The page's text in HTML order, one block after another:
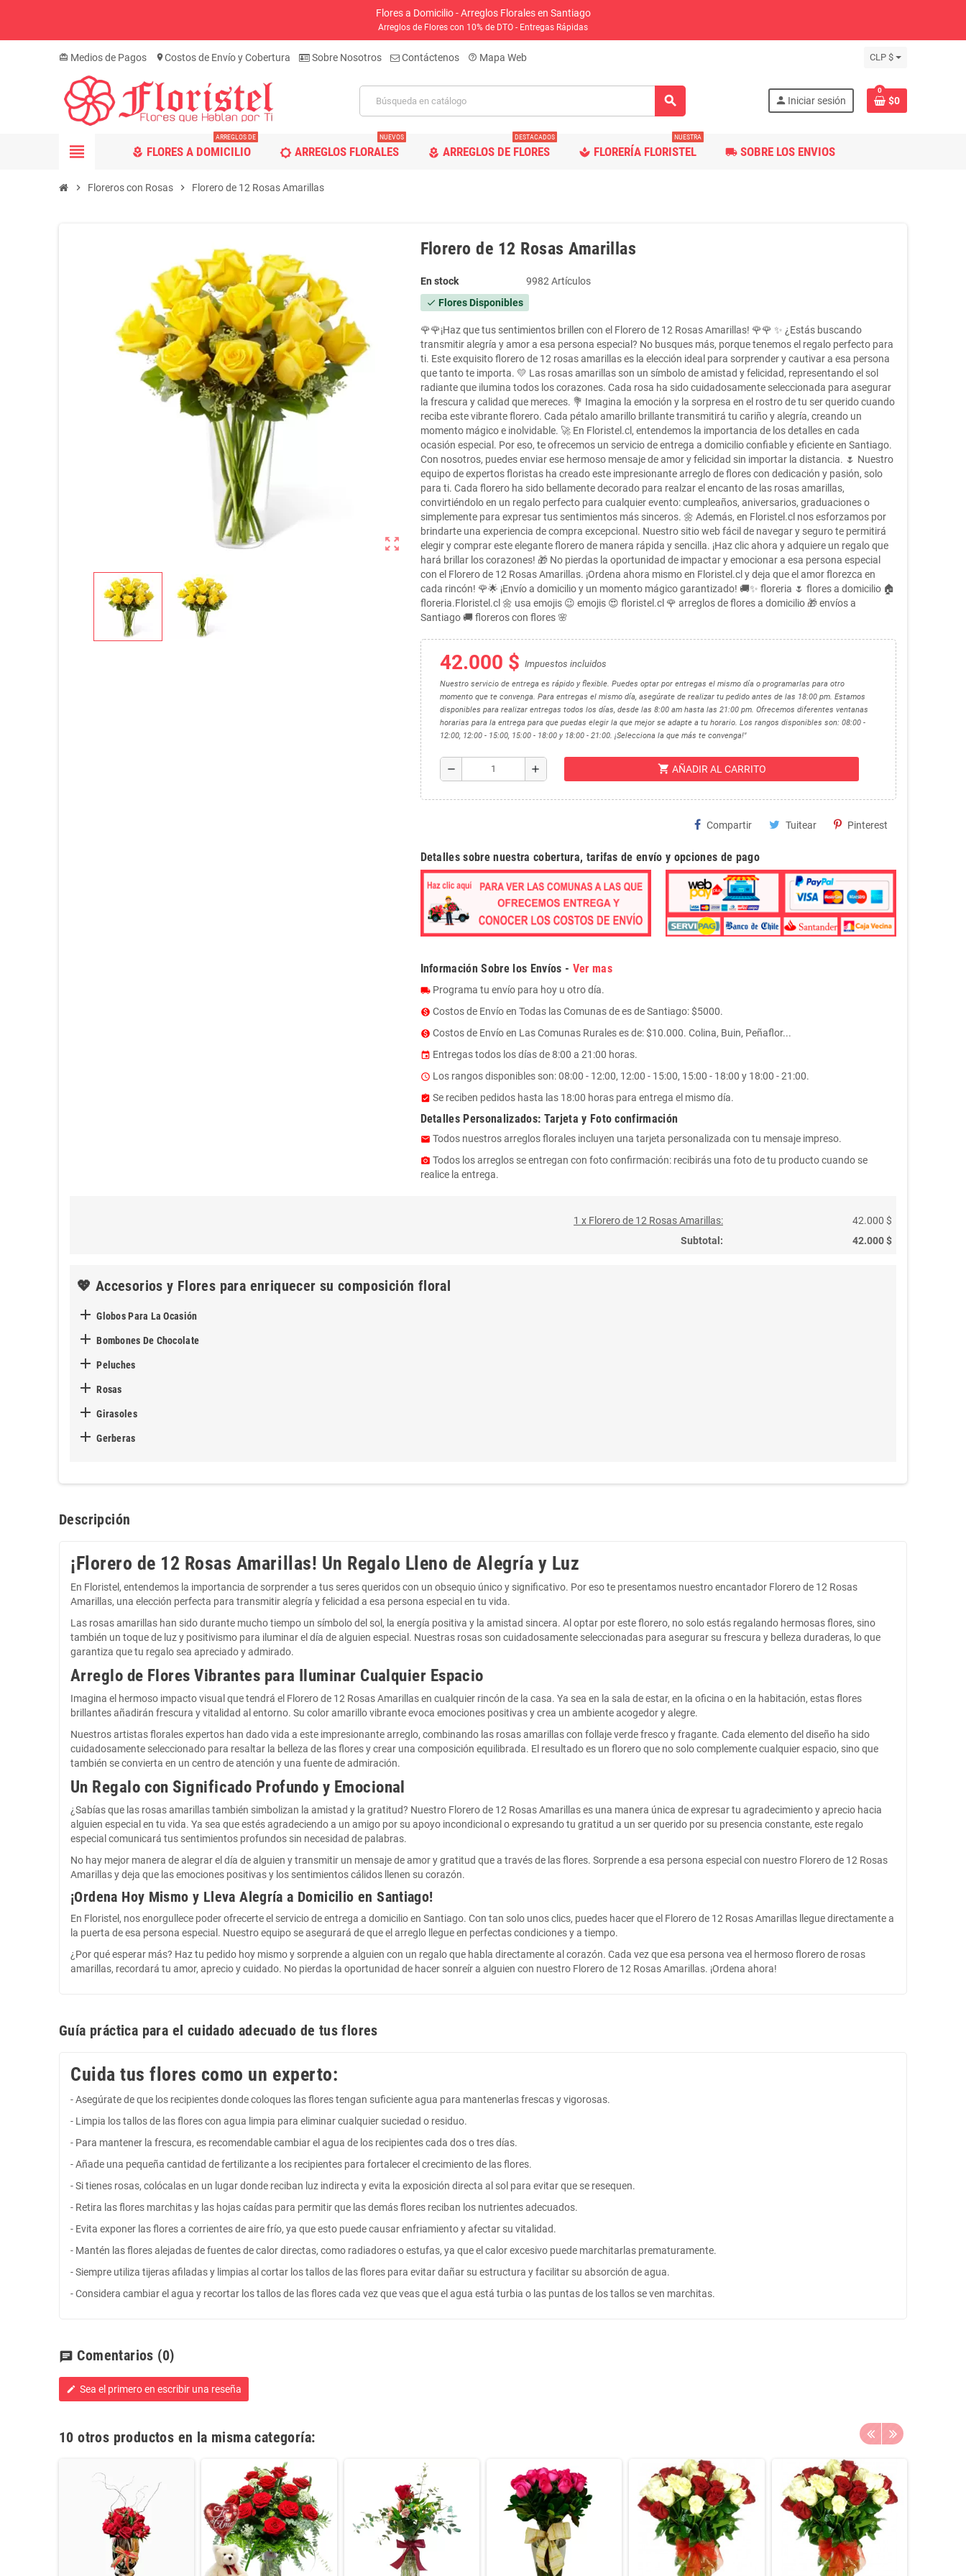
Flores a Domicilio - Arreglos Florales en Santiago
Arreglos de Flores con 10% de DTO - Entregas Rápidas
card_giftcard Medios de Pagos location_onCostos de Envío y Cobertura Sobre Nosotros Contáctenos help_outline Mapa Web CLP $
search person Iniciar sesión
0
$0
view_headline local_florist FLORES A DOMICILIO
ARREGLOS DE
brightness_5ARREGLOS FLORALES
NUEVOS
local_florist ARREGLOS DE FLORES
DESTACADOS
spa FLORERÍA FLORISTEL
NUESTRA
local_shippingSOBRE LOS ENVIOS
chevron_right Floreros con Rosas chevron_right Florero de 12 Rosas Amarillas
zoom_out_map
Florero de 12 Rosas Amarillas
En stock 9982 Artículos
check Flores Disponibles
🌹🌹¡Haz que tus sentimientos brillen con el Florero de 12 Rosas Amarillas! 🌹🌹 ✨ ¿Estás buscando
transmitir alegría y amor a esa persona especial? No busques más, porque tenemos el regalo perfecto para
ti. Este exquisito florero de 12 rosas amarillas es la elección ideal para sorprender y cautivar a esa persona
que tanto te importa. 💛 Las rosas amarillas son un símbolo de amistad y felicidad, representando el sol
radiante que ilumina todos los corazones. Cada rosa ha sido cuidadosamente seleccionada para asegurar
la frescura y calidad que mereces. 💐 Imagina la emoción y la sorpresa en el rostro de tu ser querido cuando
reciba este vibrante florero. Cada pétalo amarillo brillante transmitirá tu cariño y alegría, creando un
momento mágico e inolvidable. 🚀 En Floristel.cl, entendemos la importancia de los detalles en cada
ocasión especial. Por eso, te ofrecemos un servicio de entrega a domicilio confiable y eficiente en Santiago.
Con nosotros, puedes enviar ese hermoso mensaje de amor y felicidad sin importar la distancia. 🌷 Nuestro
equipo de expertos floristas ha creado este impresionante arreglo de flores con dedicación y pasión, solo
para ti. Cada florero ha sido bellamente decorado para realzar el encanto de las rosas amarillas,
convirtiéndolo en un regalo perfecto para cualquier evento: cumpleaños, aniversarios, graduaciones o
simplemente para expresar tus sentimientos más sinceros. 🌼 Además, en Floristel.cl nos esforzamos por
brindarte una experiencia de compra excepcional. Nuestro sitio web fácil de navegar y seguro te permitirá
elegir y comprar este elegante florero de manera rápida y sencilla. ¡Haz clic ahora y adquiere un regalo que
hará brillar los corazones! 🎁 No pierdas la oportunidad de impactar y emocionar a esa persona especial
con el Florero de 12 Rosas Amarillas. ¡Ordena ahora mismo en Floristel.cl y deja que el amor florezca en
cada rincón! 🌹🌟 ¡Envío a domicilio y un momento mágico garantizado! 🚚✨ floreria 🌷 flores a domicilio 🏠
floreria.Floristel.cl 🌼 usa emojis 😉 emojis 😍 floristel.cl 🌹 arreglos de flores a domicilio 🎁 envíos a
Santiago 🚚 floreros con flores 🌸
42.000 $ Impuestos incluidos
Nuestro servicio de entrega es rápido y flexible. Puedes optar por entregas el mismo día o programarlas para otro
momento que te convenga. Para entregas el mismo día, asegúrate de realizar tu pedido antes de las 18:00 pm. Estamos
disponibles para realizar entregas todos los días, desde las 8:00 am hasta las 21:00 pm. Ofrecemos diferentes ventanas
horarias para la entrega para que puedas elegir la que mejor se adapte a tu horario. Los rangos disponibles son: 08:00 -
12:00, 12:00 - 15:00, 15:00 - 18:00 y 18:00 - 21:00. ¡Selecciona la que más te convenga!"
remove add shopping_cart AÑADIR AL CARRITO
Compartir Tuitear Pinterest
Detalles sobre nuestra cobertura, tarifas de envío y opciones de pago
Información Sobre los Envíos - Ver mas
local_shippingPrograma tu envío para hoy u otro día.
monetization_on Costos de Envío en Todas las Comunas de es de Santiago: $5000.
monetization_on Costos de Envío en Las Comunas Rurales es de: $10.000. Colina, Buin, Peñaflor...
event Entregas todos los días de 8:00 a 21:00 horas.
access_time Los rangos disponibles son: 08:00 - 12:00, 12:00 - 15:00, 15:00 - 18:00 y 18:00 - 21:00.
assignment_turned_in Se reciben pedidos hasta las 18:00 horas para entrega el mismo día.
Detalles Personalizados: Tarjeta y Foto confirmación
email Todos nuestros arreglos florales incluyen una tarjeta personalizada con tu mensaje impreso.
photo_camera Todos los arreglos se entregan con foto confirmación: recibirás una foto de tu producto cuando se
realice la entrega.
1 x Florero de 12 Rosas Amarillas:
42.000 $
Subtotal:
42.000 $
💖 Accesorios y Flores para enriquecer su composición floral
 Globos Para La Ocasión
 Bombones De Chocolate
 Peluches
 Rosas
 Girasoles
 Gerberas
Descripción
¡Florero de 12 Rosas Amarillas! Un Regalo Lleno de Alegría y Luz
En Floristel, entendemos la importancia de sorprender a tus seres queridos con un obsequio único y significativo. Por eso te presentamos nuestro encantador Florero de 12 Rosas
Amarillas, una elección perfecta para transmitir alegría y felicidad a esa persona especial en tu vida.
Las rosas amarillas han sido durante mucho tiempo un símbolo del sol, la energía positiva y la amistad sincera. Al optar por este florero, no solo estás regalando hermosas flores, sino
también un toque de luz y positivismo para iluminar el día de alguien especial. Nuestras rosas son cuidadosamente seleccionadas para asegurar su frescura y belleza duraderas, lo que
garantiza que tu regalo sea apreciado y admirado.
Arreglo de Flores Vibrantes para Iluminar Cualquier Espacio
Imagina el hermoso impacto visual que tendrá el Florero de 12 Rosas Amarillas en cualquier rincón de la casa. Ya sea en la sala de estar, en la oficina o en la habitación, estas flores
brillantes añadirán frescura y vitalidad al entorno. Su color amarillo vibrante evoca emociones positivas y crea un ambiente acogedor y alegre.
Nuestros artistas florales expertos han dado vida a este impresionante arreglo, combinando las rosas amarillas con follaje verde fresco y fragante. Cada elemento del diseño ha sido
cuidadosamente seleccionado para resaltar la belleza de las flores y crear una composición equilibrada. El resultado es un florero que no solo complemente cualquier espacio, sino que
también se convierta en un centro de atención y una fuente de admiración.
Un Regalo con Significado Profundo y Emocional
¿Sabías que las rosas amarillas también simbolizan la amistad y la gratitud? Nuestro Florero de 12 Rosas Amarillas es una manera única de expresar tu agradecimiento y aprecio hacia
alguien especial en tu vida. Ya sea que estés agradeciendo a un amigo por su apoyo incondicional o expresando tu gratitud a un ser querido por su presencia constante, este regalo
especial comunicará tus sentimientos profundos sin necesidad de palabras.
No hay mejor manera de alegrar el día de alguien y transmitir un mensaje de amor y gratitud que a través de las flores. Sorprende a esa persona especial con nuestro Florero de 12 Rosas
Amarillas y deja que las emociones positivas y los sentimientos cálidos llenen su corazón.
¡Ordena Hoy Mismo y Lleva Alegría a Domicilio en Santiago!
En Floristel, nos enorgullece poder ofrecerte el servicio de entrega a domicilio en Santiago. Con tan solo unos clics, puedes hacer que el Florero de 12 Rosas Amarillas llegue directamente a
la puerta de esa persona especial. Nuestro equipo se asegurará de que el arreglo llegue en perfectas condiciones y a tiempo.
¿Por qué esperar más? Haz tu pedido hoy mismo y sorprende a alguien con un regalo que habla directamente al corazón. Cada vez que esa persona vea el hermoso florero de rosas
amarillas, recordará tu amor, aprecio y cuidado. No pierdas la oportunidad de hacer sonreír a alguien con nuestro Florero de 12 Rosas Amarillas. ¡Ordena ahora!
Guía práctica para el cuidado adecuado de tus flores
Cuida tus flores como un experto:
- Asegúrate de que los recipientes donde coloques las flores tengan suficiente agua para mantenerlas frescas y vigorosas.
- Limpia los tallos de las flores con agua limpia para eliminar cualquier suciedad o residuo.
- Para mantener la frescura, es recomendable cambiar el agua de los recipientes cada dos o tres días.
- Añade una pequeña cantidad de fertilizante a los recipientes para fortalecer el crecimiento de las flores.
- Si tienes rosas, colócalas en un lugar donde reciban luz indirecta y evita la exposición directa al sol para evitar que se resequen.
- Retira las flores marchitas y las hojas caídas para permitir que las demás flores reciban los nutrientes adecuados.
- Evita exponer las flores a corrientes de aire frío, ya que esto puede causar enfriamiento y afectar su vitalidad.
- Mantén las flores alejadas de fuentes de calor directas, como radiadores o estufas, ya que el calor excesivo puede marchitarlas prematuramente.
- Siempre utiliza tijeras afiladas y limpias al cortar los tallos de las flores para evitar dañar su estructura y facilitar su absorción de agua.
- Considera cambiar el agua y recortar los tallos de las flores cada vez que veas que el agua está turbia o las puntas de los tallos se ven marchitas.
chat Comentarios (0)
edit Sea el primero en escribir una reseña
10 otros productos en la misma categoría: